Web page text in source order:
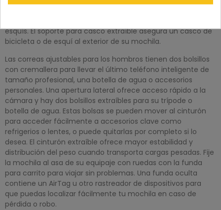
esquís. El soporte para casco extraíble asegura un casco de
bicicleta o de esquí al exterior de su mochila.
Las correas ajustables para los hombros tienen dos bolsillos
con cremallera para llevar el último teléfono inteligente de
tamaño profesional, una botella de agua o accesorios
personales. Una apertura lateral ofrece acceso rápido a la
cámara y hay dos bolsillos extraíbles para su trípode o
botella de agua. Estas bolsas se pueden mover al cinturón
para acceder fácilmente a accesorios clave como
refrigerios o lentes, o puede quitarlas por completo si lo
desea. El cinturón extraíble ofrece mayor estabilidad y
distribución del peso cuando transporta cargas pesadas. Fije
la mochila al asa de su equipaje con ruedas con la funda
para carrito para viajar sin problemas. Una funda oculta
contiene un AirTag u otro rastreador de dispositivos para
que puedas localizar fácilmente tu mochila en caso de
pérdida o robo.